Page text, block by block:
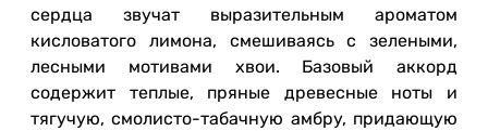
сердца звучат выразительным ароматом
кисловатого лимона, смешиваясь с зелеными,
лесными мотивами хвои. Базовый аккорд
содержит теплые, пряные древесные ноты и
тягучую, смолисто-табачную амбру, придающую